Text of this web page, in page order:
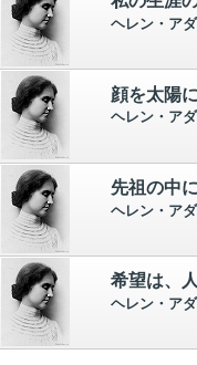
ヘレン・ア
ヘレン・ア
ヘレン・ア
ヘレン・ア